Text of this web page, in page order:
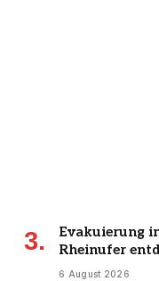
Evakuierung
Rheinufer
6 August 2026